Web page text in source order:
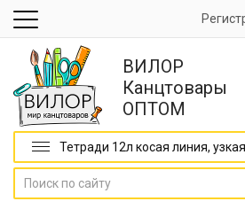
ВИЛОР
Канцтовары
ОПТОМ
Тетради 12л косая линия,